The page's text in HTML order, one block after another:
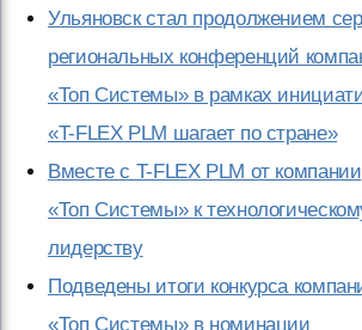
Ульяновск стал продолжением
региональных конференций
«Топ Системы» в рамках
«T-FLEX PLM шагает по стране»
Вместе с T-FLEX PLM от компании
«Топ Системы» к
лидерству
Подведены итоги конкурса
«Топ Системы» в номинации